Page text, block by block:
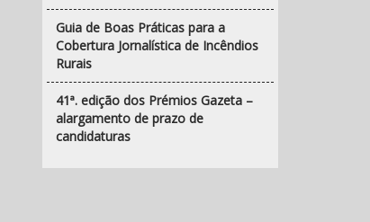
Guia de Boas Práticas para a
Cobertura Jornalística de Incêndios
Rurais
41ª. edição dos Prémios Gazeta –
alargamento de prazo de
candidaturas